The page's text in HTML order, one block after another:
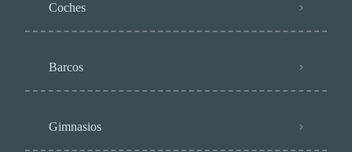
Coches
Barcos
Gimnasios